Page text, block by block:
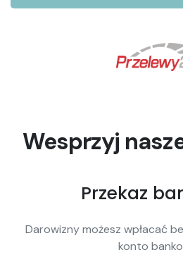
Wesprzyj
Przekaz
Darowizny możesz wpłacać
konto